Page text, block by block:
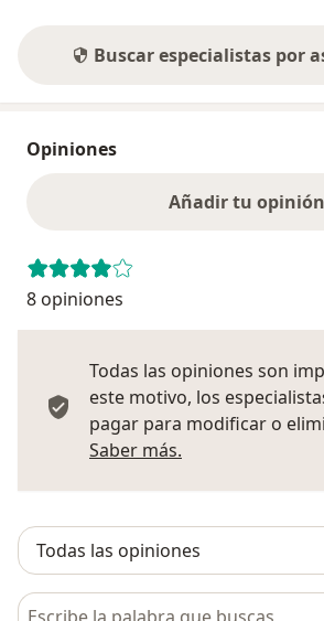
Buscar especialistas por
Opiniones
Añadir tu opinión
8 opiniones
Todas las opiniones son
este motivo, los
pagar para modificar o
Saber más.
Busca en opiniones